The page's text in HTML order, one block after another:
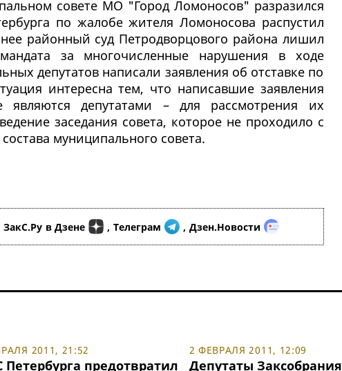
совете МО "Город Ломоносов" разразился
по жалобе жителя Ломоносова распустил
районный суд Петродворцового района лишил
за многочисленные нарушения в ходе
депутатов написали заявления об отставке по
интересна тем, что написавшие заявления
депутатами – для рассмотрения их
заседания совета, которое не проходило с
муниципального совета.
ЗакС.Ру в Дзене , Телеграм , Дзен.Новости
2011, 21:52
Петербурга предотвратил
2 ФЕВРАЛЯ 2011, 12:09
Депутаты Заксобрания